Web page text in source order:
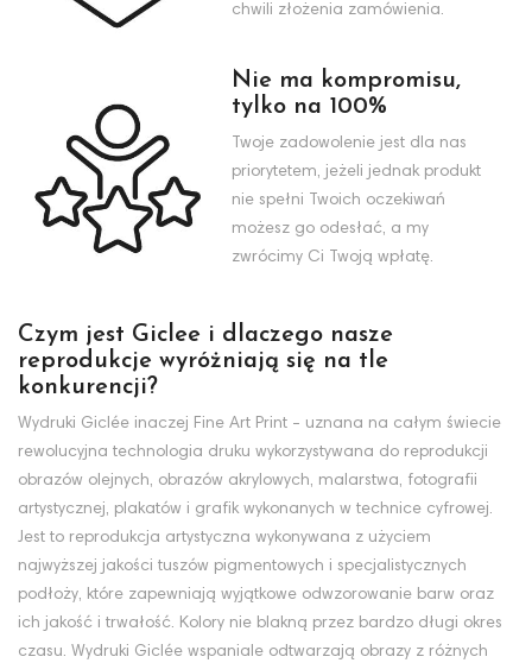
chwili złożenia zamówienia.
Nie ma kompromisu,
tylko na 100%
Twoje zadowolenie jest dla nas
priorytetem, jeżeli jednak produkt
nie spełni Twoich oczekiwań
możesz go odesłać, a my
zwrócimy Ci Twoją wpłatę.
Czym jest Giclee i dlaczego nasze
reprodukcje wyróżniają się na tle
konkurencji?
Wydruki Giclée inaczej Fine Art Print - uznana na całym świecie
rewolucyjna technologia druku wykorzystywana do reprodukcji
obrazów olejnych, obrazów akrylowych, malarstwa, fotografii
artystycznej, plakatów i grafik wykonanych w technice cyfrowej.
Jest to reprodukcja artystyczna wykonywana z użyciem
najwyższej jakości tuszów pigmentowych i specjalistycznych
podłoży, które zapewniają wyjątkowe odwzorowanie barw oraz
ich jakość i trwałość. Kolory nie blakną przez bardzo długi okres
czasu. Wydruki Giclée wspaniale odtwarzają obrazy z różnych